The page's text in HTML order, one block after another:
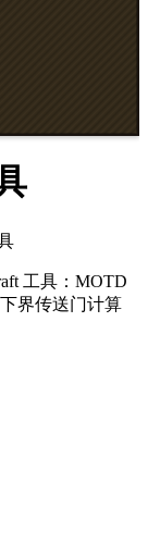
工具：MOTD
界传送门计算